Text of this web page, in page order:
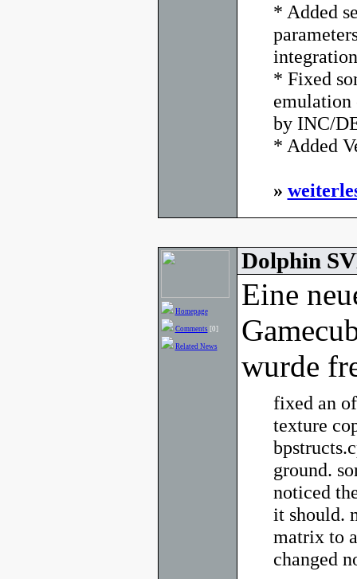
* Added
* Fixed
by INC/
* Added
»
Homepage
Comments [0]
Related News
Dolphin
Eine
wurde
fixed an
texture
ground.
noticed
it should.
matrix to
changed